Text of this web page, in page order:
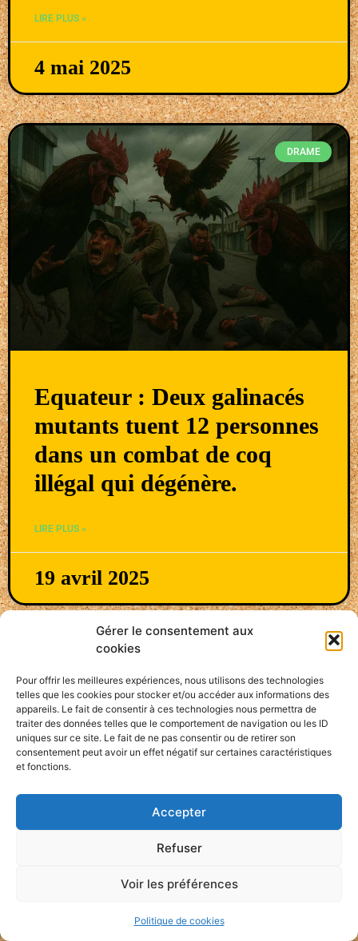
Gérer le consentement aux
cookies
Pour offrir les meilleures expériences, nous utilisons des technologies
telles que les cookies pour stocker et/ou accéder aux informations des
appareils. Le fait de consentir à ces technologies nous permettra de
traiter des données telles que le comportement de navigation ou les ID
uniques sur ce site. Le fait de ne pas consentir ou de retirer son
consentement peut avoir un effet négatif sur certaines caractéristiques
et fonctions.
Accepter
Refuser
Voir les préférences
Politique de cookies
LIRE PLUS »
4 mai 2025
DRAME
Equateur : Deux galinacés
mutants tuent 12 personnes
dans un combat de coq
illégal qui dégénère.
LIRE PLUS »
19 avril 2025